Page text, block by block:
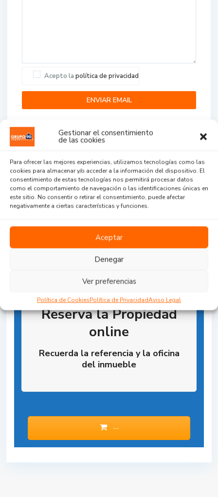
Gestionar el consentimiento
de las cookies
Para ofrecer las mejores experiencias, utilizamos tecnologías como las
cookies para almacenar y/o acceder a la información del dispositivo. El
consentimiento de estas tecnologías nos permitirá procesar datos
como el comportamiento de navegación o las identificaciones únicas en
este sitio. No consentir o retirar el consentimiento, puede afectar
negativamente a ciertas características y funciones.
Aceptar
Denegar
Ver preferencias
Política de CookiesPolítica de PrivacidadAviso Legal
Acepto la política de privacidad
Agent Reviews
...
Reserva la Propiedad
online
Recuerda la referencia y la oficina
del inmueble
--